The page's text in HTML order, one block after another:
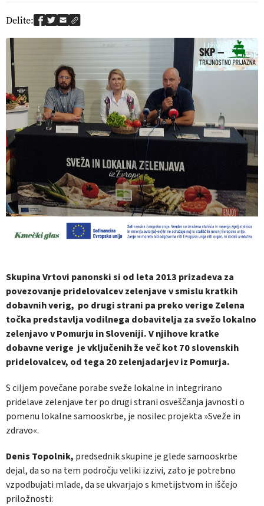
Delite:
Skupina Vrtovi panonski si od leta 2013 prizadeva za
povezovanje pridelovalcev zelenjave v smislu kratkih
dobavnih verig, po drugi strani pa preko verige Zelena
točka predstavlja vodilnega dobavitelja za svežo lokalno
zelenjavo v Pomurju in Sloveniji.V njihove kratke
dobavne verige je vključenih že več kot 70 slovenskih
pridelovalcev, od tega 20 zelenjadarjev iz Pomurja.
S ciljem povečane porabe sveže lokalne in integrirano
pridelave zelenjave ter po drugi strani osveščanja javnosti o
pomenu lokalne samooskrbe, je nosilec projekta »Sveže in
zdravo«.
Denis Topolnik, predsednik skupine je glede samooskrbe
dejal, da so na tem področju veliki izzivi, zato je potrebno
vzpodbujati mlade, da se ukvarjajo s kmetijstvom in iščejo
priložnosti: